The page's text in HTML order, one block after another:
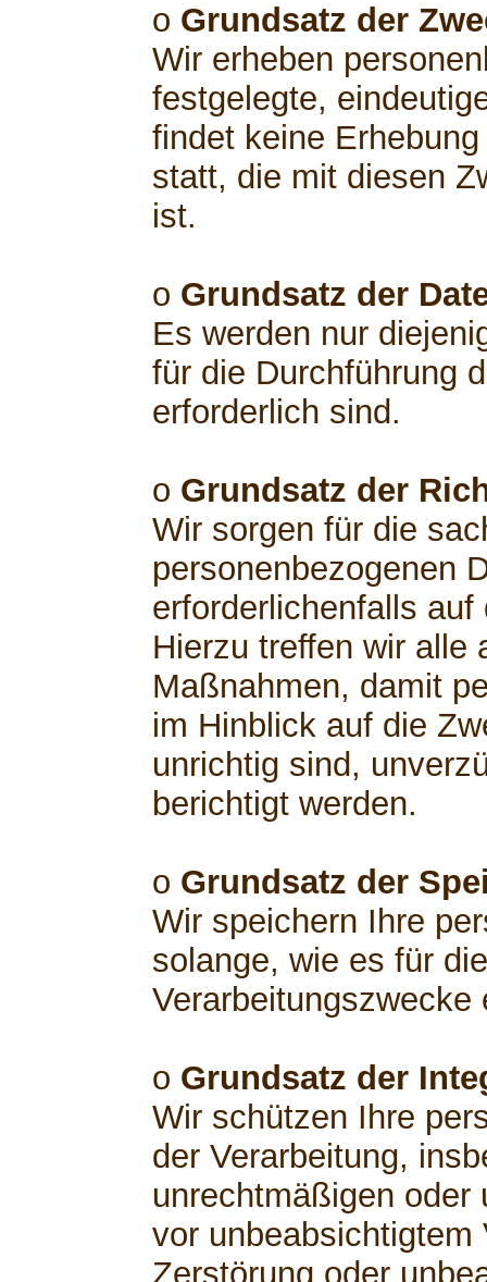
o Grundsatz der
Wir erheben
festgelegte,
findet keine
statt, die mit diesen
ist.
o Grundsatz der
Es werden nur
für die Durchführung
erforderlich sind.
o Grundsatz der
Wir sorgen für die
personenbezogenen
erforderlichenfalls
Hierzu treffen wir alle
Maßnahmen, damit
im Hinblick auf die
unrichtig sind,
berichtigt werden.
o Grundsatz der
Wir speichern Ihre
solange, wie es für
Verarbeitungszwecke
o Grundsatz der
Wir schützen Ihre
der Verarbeitung,
unrechtmäßigen oder
vor unbeabsichtigtem
Zerstörung oder